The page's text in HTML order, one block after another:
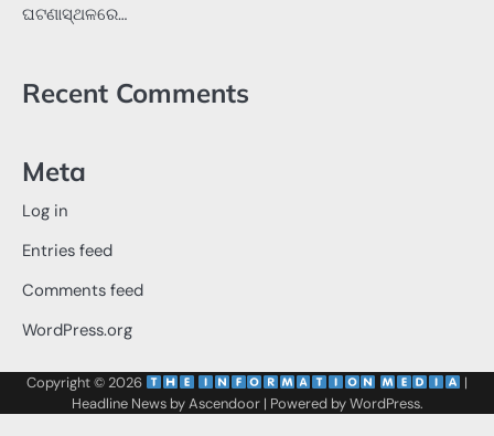
ଘଟଣାସ୍ଥଳରେ…
Recent Comments
Meta
Log in
Entries feed
Comments feed
WordPress.org
Copyright © 2026
|
Headline News byAscendoor| Powered byWordPress.